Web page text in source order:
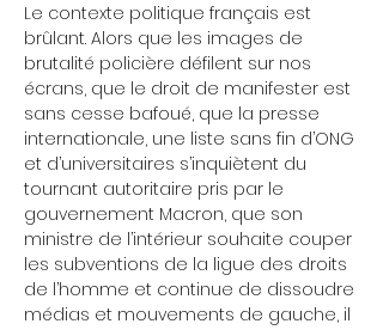
Le contexte politique français est
brûlant. Alors que les images de
brutalité policière défilent sur nos
écrans, que le droit de manifester est
sans cesse bafoué, que la presse
internationale, une liste sans fin d’ONG
et d’universitaires s’inquiètent du
tournant autoritaire pris par le
gouvernement Macron, que son
ministre de l’intérieur souhaite couper
les subventions de la ligue des droits
de l’homme et continue de dissoudre
médias et mouvements de gauche, il